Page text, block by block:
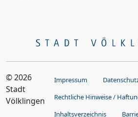
© 2026
Stadt
Völklingen
Impressum
Rechtliche Hinweise /
Inhaltsverzeichnis